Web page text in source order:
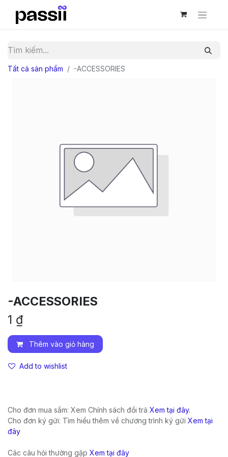
Tất cả sản phẩm -ACCESSORIES
-ACCESSORIES
1 ₫
Thêm vào giỏ hàng
Add to wishlist
Cho đơn mua sắm: Xem Chính sách đổi trả Xem tại đây.
Cho đơn ký gửi: Tìm hiểu thêm về chương trình ký gửi Xem tại
đây
Các câu hỏi thường gặp Xem tại đây